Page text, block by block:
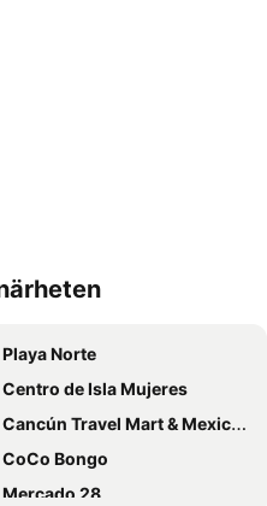
Playa Norte
Centro de Isla Mujeres
Cancún Travel Mart & Mexico Summit
CoCo Bongo
Mercado 28